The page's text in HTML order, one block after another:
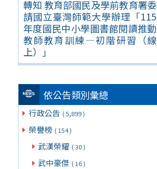
轉知 教育部國民及學前教育署委
請國立臺灣師範大學辦理「115
年度國民中小學圖書館閱讀推動
教師教育訓練—初階研習（線
上）」
依公告類別彙總
行政公告 ( 5,899 )
榮譽榜 ( 154 )
武漢榮耀 ( 30 )
武中豪傑 ( 16 )